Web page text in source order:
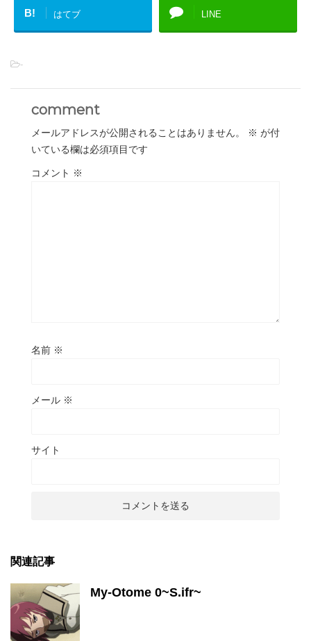
B! はてブ LINE
-
comment
メールアドレスが公開されることはありません。 ※ が付
いている欄は必須項目です
コメント ※
名前 ※
メール ※
サイト
関連記事
My-Otome 0~S.ifr~